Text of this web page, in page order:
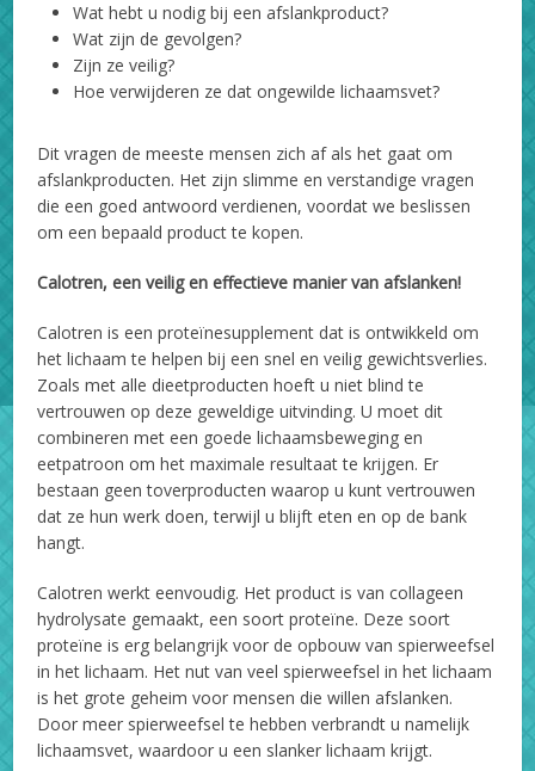
Wat hebt u nodig bij een afslankproduct?
Wat zijn de gevolgen?
Zijn ze veilig?
Hoe verwijderen ze dat ongewilde lichaamsvet?
Dit vragen de meeste mensen zich af als het gaat om
afslankproducten. Het zijn slimme en verstandige vragen
die een goed antwoord verdienen, voordat we beslissen
om een bepaald product te kopen.
Calotren, een veilig en effectieve manier van afslanken!
Calotren is een proteïnesupplement dat is ontwikkeld om
het lichaam te helpen bij een snel en veilig gewichtsverlies.
Zoals met alle dieetproducten hoeft u niet blind te
vertrouwen op deze geweldige uitvinding. U moet dit
combineren met een goede lichaamsbeweging en
eetpatroon om het maximale resultaat te krijgen. Er
bestaan geen toverproducten waarop u kunt vertrouwen
dat ze hun werk doen, terwijl u blijft eten en op de bank
hangt.
Calotren werkt eenvoudig. Het product is van collageen
hydrolysate gemaakt, een soort proteïne. Deze soort
proteïne is erg belangrijk voor de opbouw van spierweefsel
in het lichaam. Het nut van veel spierweefsel in het lichaam
is het grote geheim voor mensen die willen afslanken.
Door meer spierweefsel te hebben verbrandt u namelijk
lichaamsvet, waardoor u een slanker lichaam krijgt.